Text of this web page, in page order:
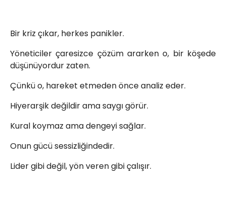
Bir kriz çıkar, herkes panikler.
Yöneticiler çaresizce çözüm ararken o, bir köşede
düşünüyordur zaten.
Çünkü o, hareket etmeden önce analiz eder.
Hiyerarşik değildir ama saygı görür.
Kural koymaz ama dengeyi sağlar.
Onun gücü sessizliğindedir.
Lider gibi değil, yön veren gibi çalışır.